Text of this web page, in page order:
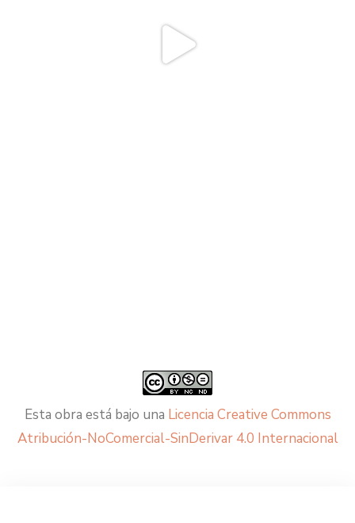
Esta obra está bajo una Licencia Creative Commons
Atribución-NoComercial-SinDerivar 4.0 Internacional